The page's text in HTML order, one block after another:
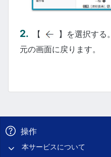
【
】を選択する。
元の画面に戻ります。
操作
本サービスについて